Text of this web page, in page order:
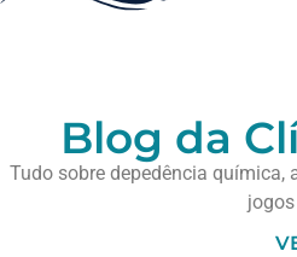
Blog da
Tudo sobre depedência
jogos